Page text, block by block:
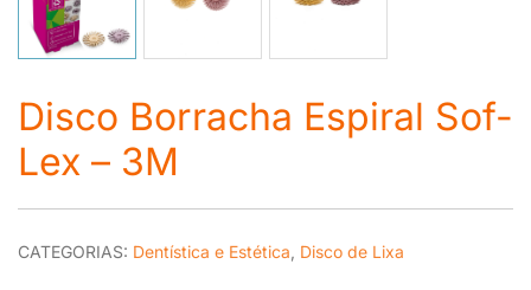
Disco Borracha Espiral Sof-
Lex – 3M
CATEGORIAS: Dentística e Estética Disco de Lixa